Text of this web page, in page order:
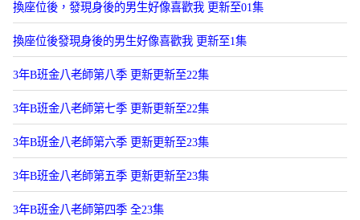
換座位後，發現身後的男生好像喜歡我 更新至01集
換座位後發現身後的男生好像喜歡我 更新至1集
3年B班金八老師第八季 更新更新至22集
3年B班金八老師第七季 更新更新至22集
3年B班金八老師第六季 更新更新至23集
3年B班金八老師第五季 更新更新至23集
3年B班金八老師第四季 全23集